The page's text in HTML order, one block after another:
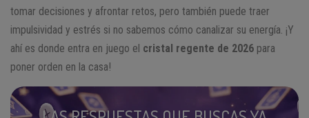
tomar decisiones y afrontar retos, pero también puede traer
impulsividad y estrés si no sabemos cómo canalizar su energía. ¡Y
ahí es donde entra en juego el cristal regente de 2026 para
poner orden en la casa!